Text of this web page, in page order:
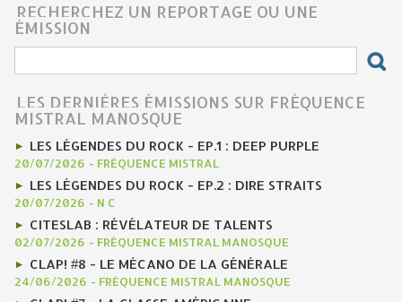
RECHERCHEZ UN REPORTAGE OU UNE
ÉMISSION
LES DERNIÈRES ÉMISSIONS SUR FRÉQUENCE
MISTRAL MANOSQUE
LES LÉGENDES DU ROCK - EP.1 : DEEP PURPLE
20/07/2026 - FRÉQUENCE MISTRAL
LES LÉGENDES DU ROCK - EP.2 : DIRE STRAITS
20/07/2026 - N C
CITESLAB : RÉVÉLATEUR DE TALENTS
02/07/2026 - FRÉQUENCE MISTRAL MANOSQUE
CLAP! #8 - LE MÉCANO DE LA GÉNÉRALE
24/06/2026 - FRÉQUENCE MISTRAL MANOSQUE